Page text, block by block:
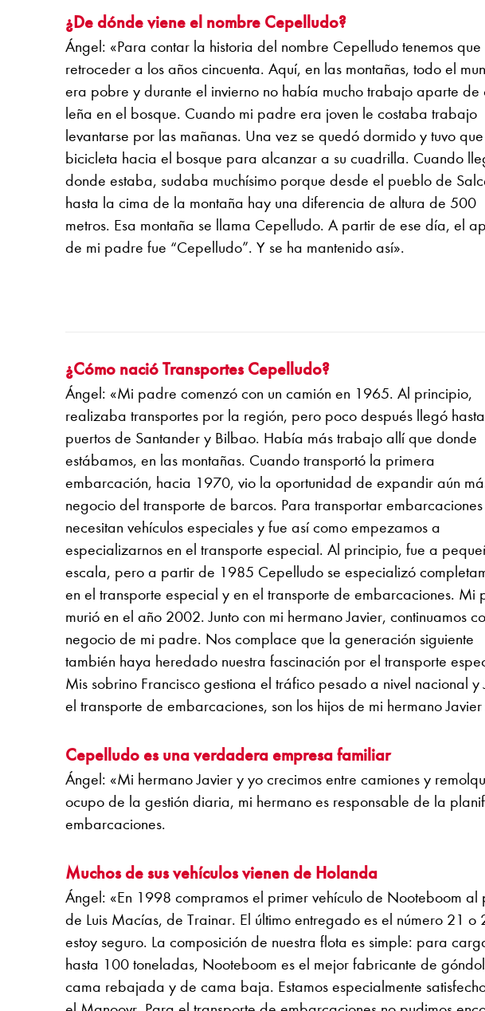
¿De dónde viene el nombre Cepelludo?
Ángel: «Para contar la historia del nombre Cepelludo tenemos que
retroceder a los años cincuenta. Aquí, en las montañas, todo el
era pobre y durante el invierno no había mucho trabajo aparte de
leña en el bosque. Cuando mi padre era joven le costaba trabajo
levantarse por las mañanas. Una vez se quedó dormido y tuvo
bicicleta hacia el bosque para alcanzar a su cuadrilla. Cuando
donde estaba, sudaba muchísimo porque desde el pueblo de
hasta la cima de la montaña hay una diferencia de altura de 500
metros. Esa montaña se llama Cepelludo. A partir de ese día, el
de mi padre fue “Cepelludo”. Y se ha mantenido así».
¿Cómo nació Transportes Cepelludo?
Ángel: «Mi padre comenzó con un camión en 1965. Al principio,
realizaba transportes por la región, pero poco después llegó
puertos de Santander y Bilbao. Había más trabajo allí que donde
estábamos, en las montañas. Cuando transportó la primera
embarcación, hacia 1970, vio la oportunidad de expandir aún
negocio del transporte de barcos. Para transportar embarcaciones
necesitan vehículos especiales y fue así como empezamos a
especializarnos en el transporte especial. Al principio, fue a
escala, pero a partir de 1985 Cepelludo se especializó
en el transporte especial y en el transporte de embarcaciones. Mi
murió en el año 2002. Junto con mi hermano Javier, continuamos
negocio de mi padre. Nos complace que la generación siguiente
también haya heredado nuestra fascinación por el transporte
Mis sobrino Francisco gestiona el tráfico pesado a nivel nacional y
el transporte de embarcaciones, son los hijos de mi hermano Javier
Cepelludo es una verdadera empresa familiar
Ángel: «Mi hermano Javier y yo crecimos entre camiones y
ocupo de la gestión diaria, mi hermano es responsable de la
embarcaciones.
Muchos de sus vehículos vienen de Holanda
Ángel: «En 1998 compramos el primer vehículo de Nooteboom al
de Luis Macías, de Trainar. El último entregado es el número 21 o
estoy seguro. La composición de nuestra flota es simple: para
hasta 100 toneladas, Nooteboom es el mejor fabricante de
cama rebajada y de cama baja. Estamos especialmente